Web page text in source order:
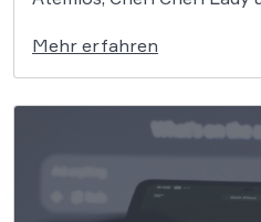
bedeutenden
GEMA klagt gegen das
will die Rechte ihrer
Unternehmen […]
Mehr erfahren